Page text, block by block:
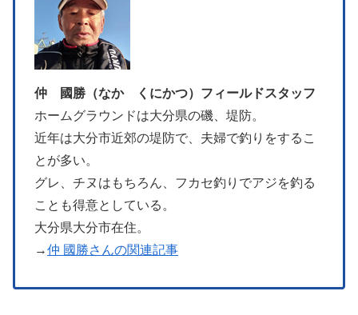
仲 國勝（なか くにかつ）フィールドスタッフ
ホームグラウンドは大分県の磯、堤防。
近年は大分市近郊の堤防で、夫婦で釣りをするこ
とが多い。
グレ、チヌはもちろん、フカセ釣りでアジを釣る
ことも得意としている。
大分県大分市在住。
→仲 國勝さんの関連記事